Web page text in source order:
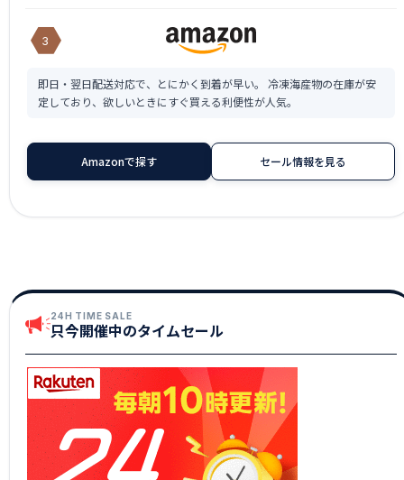
3
即日・翌日配送対応で、とにかく到着が早い。 冷凍海産物の在庫が安
定しており、欲しいときにすぐ買える利便性が人気。
Amazonで探す セール情報を見る
24H TIME SALE
只今開催中のタイムセール